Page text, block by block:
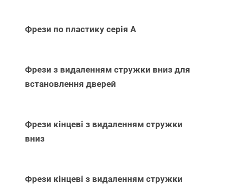
Фрези по пластику серія А
Фрези з видаленням стружки вниз для
встановлення дверей
Фрези кінцеві з видаленням стружки
вниз
Фрези кінцеві з видаленням стружки